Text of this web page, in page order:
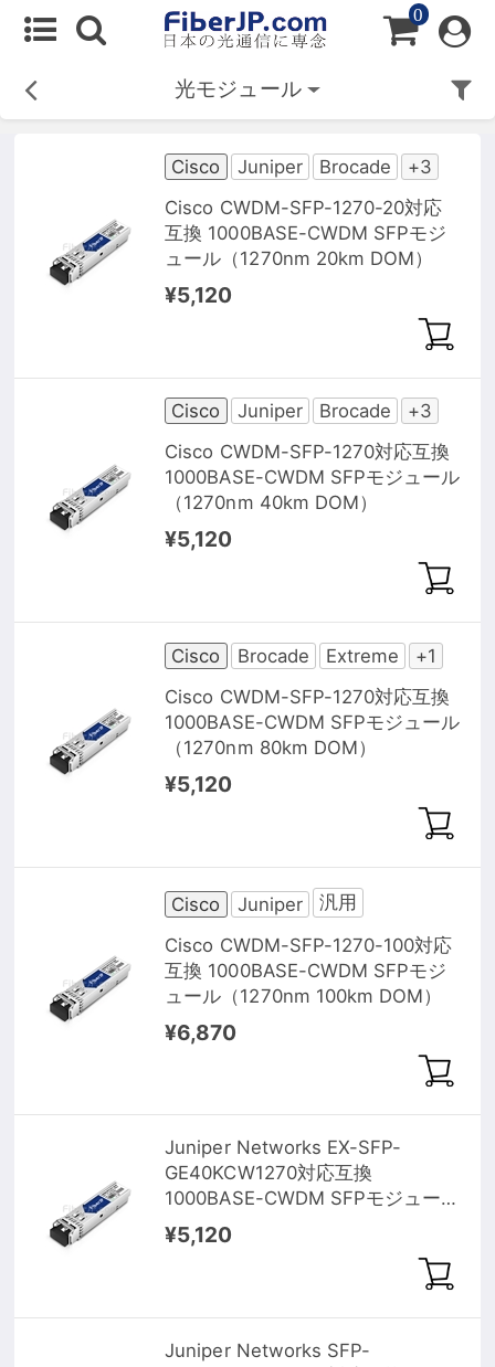
0
光モジュール
Cisco Juniper Brocade
+3
Cisco CWDM-SFP-1270-20対応
互換 1000BASE-CWDM SFPモジ
ュール（1270nm 20km DOM）
¥5,120
Cisco Juniper Brocade
+3
Cisco CWDM-SFP-1270対応互換
1000BASE-CWDM SFPモジュール
（1270nm 40km DOM）
¥5,120
Cisco Brocade Extreme
+1
Cisco CWDM-SFP-1270対応互換
1000BASE-CWDM SFPモジュール
（1270nm 80km DOM）
¥5,120
Cisco Juniper
汎用
Cisco CWDM-SFP-1270-100対応
互換 1000BASE-CWDM SFPモジ
ュール（1270nm 100km DOM）
¥6,870
Juniper Networks EX-SFP-
GE40KCW1270対応互換
1000BASE-CWDM SFPモジュール
（1270nm 40km DOM）
¥5,120
Juniper Networks SFP-